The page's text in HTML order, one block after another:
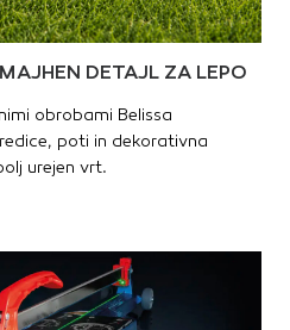
DETAJL ZA LEPO
obrobami Belissa
poti in dekorativna
urejen vrt.